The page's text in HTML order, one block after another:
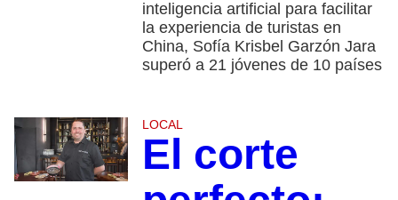
inteligencia artificial para facilitar
la experiencia de turistas en
China, Sofía Krisbel Garzón Jara
superó a 21 jóvenes de 10 países
LOCAL
El corte